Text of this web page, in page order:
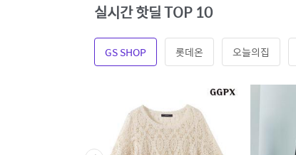
실시간 핫딜 TOP 10
GS SHOP 롯데온 오늘의집